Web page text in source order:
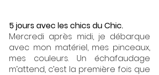
5 jours avec les chics du Chic.
Mercredi après midi, je débarque
avec mon matériel, mes pinceaux,
mes couleurs. Un échafaudage
m’attend, c’est la première fois que